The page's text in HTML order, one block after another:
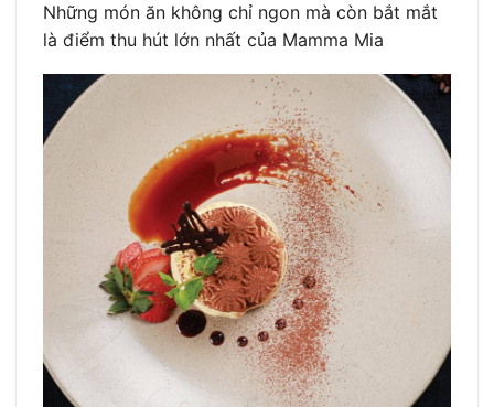
Những món ăn không chỉ ngon mà còn bắt mắt
là điểm thu hút lớn nhất của Mamma Mia